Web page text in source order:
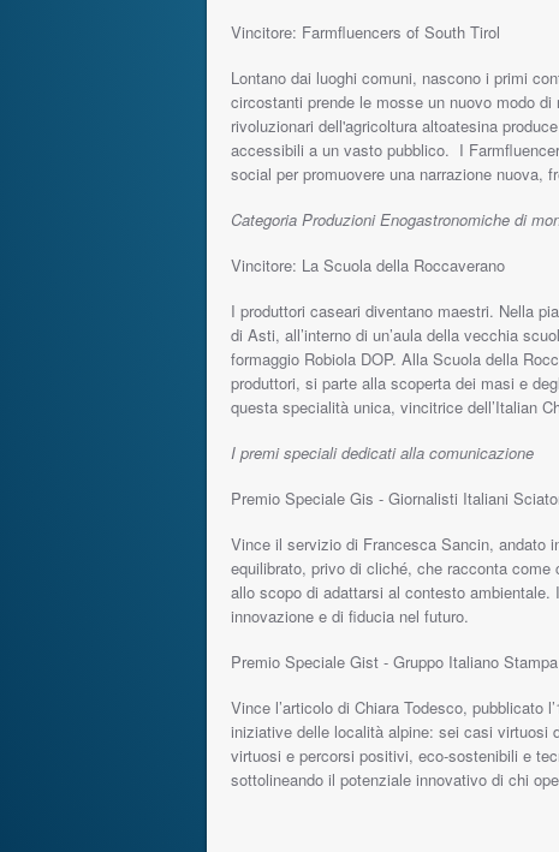
Vincitore: Farmfluencers of South Tirol
Lontano dai luoghi comuni, nascono i primi
circostanti prende le mosse un nuovo modo
rivoluzionari dell'agricoltura altoatesina
accessibili a un vasto pubblico. I
social per promuovere una narrazione nuova,
Categoria Produzioni Enogastronomiche di
Vincitore: La Scuola della Roccaverano
I produttori caseari diventano maestri. Nella
di Asti, all’interno di un’aula della vecchia
formaggio Robiola DOP. Alla Scuola della
produttori, si parte alla scoperta dei masi e
questa specialità unica, vincitrice dell’Italian
I premi speciali dedicati alla comunicazione
Premio Speciale Gis - Giornalisti Italiani
Vince il servizio di Francesca Sancin, andato
equilibrato, privo di cliché, che racconta
allo scopo di adattarsi al contesto
innovazione e di fiducia nel futuro.
Premio Speciale Gist - Gruppo Italiano
Vince l’articolo di Chiara Todesco, pubblicato
iniziative delle località alpine: sei casi virtuosi
virtuosi e percorsi positivi, eco-sostenibili e
sottolineando il potenziale innovativo di chi